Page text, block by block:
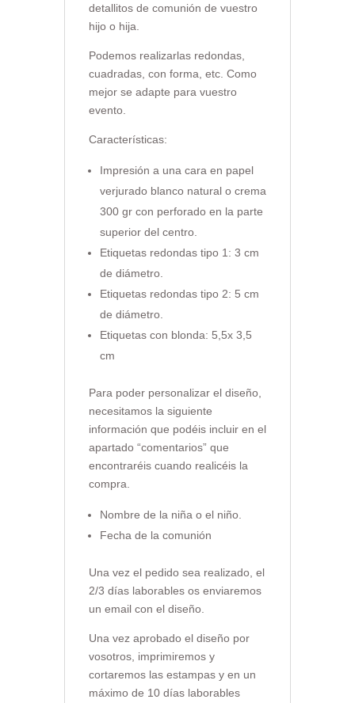
detallitos de comunión de vuestro
hijo o hija.
Podemos realizarlas redondas,
cuadradas, con forma, etc. Como
mejor se adapte para vuestro
evento.
Características:
Impresión a una cara en papel
verjurado blanco natural o crema
300 gr con perforado en la parte
superior del centro.
Etiquetas redondas tipo 1: 3 cm
de diámetro.
Etiquetas redondas tipo 2: 5 cm
de diámetro.
Etiquetas con blonda: 5,5x 3,5
cm
Para poder personalizar el diseño,
necesitamos la siguiente
información que podéis incluir en el
apartado “comentarios” que
encontraréis cuando realicéis la
compra.
Nombre de la niña o el niño.
Fecha de la comunión
Una vez el pedido sea realizado, el
2/3 días laborables os enviaremos
un email con el diseño.
Una vez aprobado el diseño por
vosotros, imprimiremos y
cortaremos las estampas y en un
máximo de 10 días laborables